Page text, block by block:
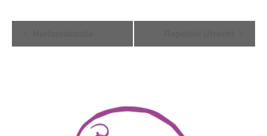
Navigatie